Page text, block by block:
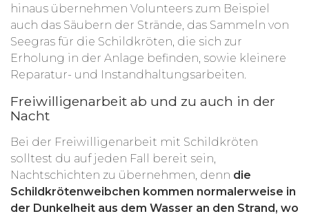
hinaus übernehmen Volunteers zum Beispiel
auch das Säubern der Strände, das Sammeln von
Seegras für die Schildkröten, die sich zur
Erholung in der Anlage befinden, sowie kleinere
Reparatur- und Instandhaltungsarbeiten.
Freiwilligenarbeit ab und zu auch in der
Nacht
Bei der Freiwilligenarbeit mit Schildkröten
solltest du auf jeden Fall bereit sein,
Nachtschichten zu übernehmen, denn die
Schildkrötenweibchen kommen normalerweise in
der Dunkelheit aus dem Wasser an den Strand, wo